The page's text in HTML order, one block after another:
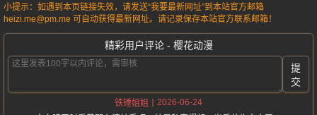
小提示：如遇到本页链接失效，请发送“我要最新网址”到本站官方邮箱
heizi.me@pm.me 可自动获得最新网址。请记录保存本站官方联系邮箱！
精彩用户评论 - 樱花动漫
提
交
铁锤姐姐
2026-06-24